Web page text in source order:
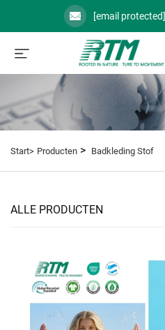
[email protected]
Start> Producten > Badkleding Stof
ALLE PRODUCTEN